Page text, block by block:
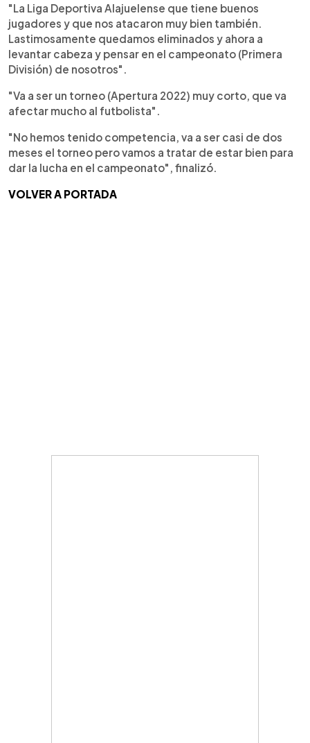
"La Liga Deportiva Alajuelense que tiene buenos
jugadores y que nos atacaron muy bien también.
Lastimosamente quedamos eliminados y ahora a
levantar cabeza y pensar en el campeonato (Primera
División) de nosotros".
"Va a ser un torneo (Apertura 2022) muy corto, que va
afectar mucho al futbolista".
"No hemos tenido competencia, va a ser casi de dos
meses el torneo pero vamos a tratar de estar bien para
dar la lucha en el campeonato", finalizó.
VOLVER A PORTADA